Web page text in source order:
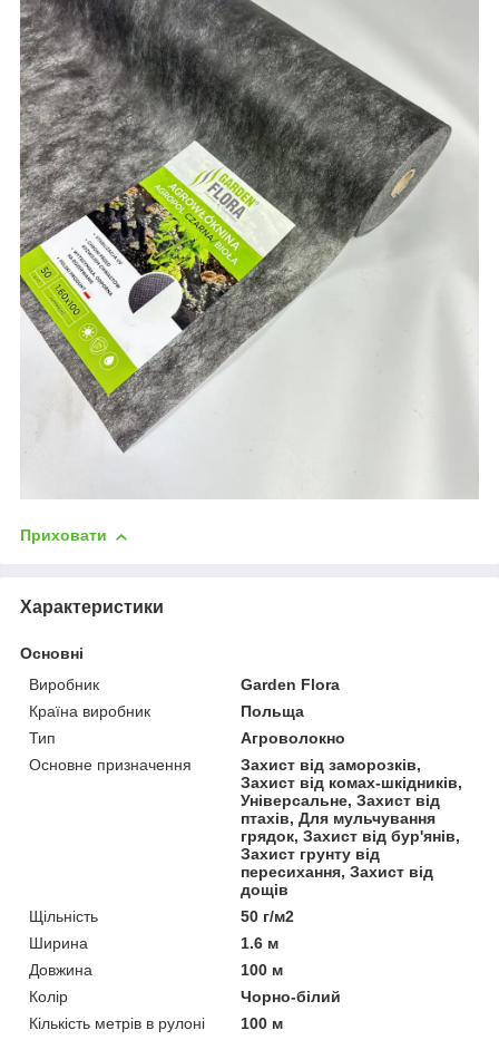
Приховати
Характеристики
Основні
Виробник
Garden Flora
Країна виробник
Польща
Тип
Агроволокно
Основне призначення
Захист від заморозків,
Захист від комах-шкідників,
Універсальне, Захист від
птахів, Для мульчування
грядок, Захист від бур'янів,
Захист грунту від
пересихання, Захист від
дощів
Щільність
50 г/м2
Ширина
1.6 м
Довжина
100 м
Колір
Чорно-білий
Кількість метрів в рулоні
100 м